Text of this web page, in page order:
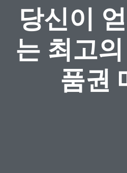
당신이
는 최고
품권